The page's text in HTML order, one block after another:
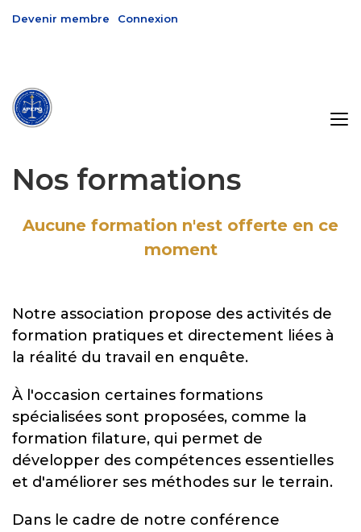
Devenir membre Connexion
Nos formations
Aucune formation n'est offerte en ce
moment
Notre association propose des activités de
formation pratiques et directement liées à
la réalité du travail en enquête.
À l'occasion certaines formations
spécialisées sont proposées, comme la
formation filature, qui permet de
développer des compétences essentielles
et d'améliorer ses méthodes sur le terrain.
Dans le cadre de notre conférence